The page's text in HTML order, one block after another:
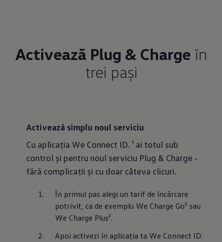
Activează Plug & Charge în
trei pași
Activează simplu noul serviciu
Cu aplicația We Connect ID. ¹ ai totul sub
control și pentru noul serviciu Plug & Charge -
fără complicații și cu doar câteva clicuri.
În primul pas alegi un tarif de încărcare
potrivit, ca de exemplu We Charge Go² sau
We Charge Plus².
Apoi activezi în aplicația ta We Connect ID.